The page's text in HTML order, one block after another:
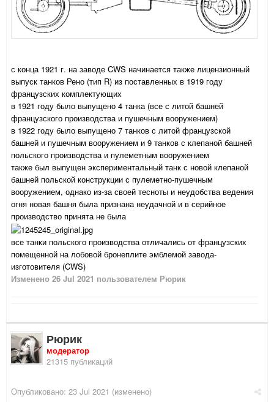
с конца 1921 г. на заводе CWS начинается также лицензионный
выпуск танков Рено (тип R) из поставленных в 1919 году
французских комплектующих
в 1921 году было выпущено 4 танка (все с литой башней
французского производства и пушечным вооружением)
в 1922 году было выпущено 7 танков с литой французской
башней и пушечным вооружением и 9 танков с клепаной башней
польского производства и пулеметным вооружением
также был выпущен экспериментальный танк с новой клепаной
башней польской конструкции с пулеметно-пушечным
вооружением, однако из-за своей тесноты и неудобства ведения
огня новая башня была признана неудачной и в серийное
производство принята не была
все танки польского производства отличались от французских
помещенной на лобовой бронеплите эмблемой завода-
изготовителя (CWS)
Изменено 26 Jul 2021 пользователем Рюрик
Рюрик
модератор
21315 публикаций
Опубликовано: 23 Jul 2021 (изменено)